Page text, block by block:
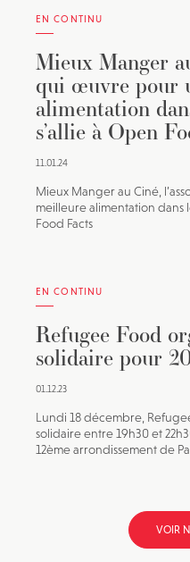
EN CONTINU
Mieux Manger
qui œuvre pour
alimentation
s’allie à Open
11.01.24
Mieux Manger au Ciné,
meilleure alimentation dans
Food Facts
EN CONTINU
Refugee Food
solidaire pour
01.12.23
Lundi 18 décembre,
solidaire entre 19h30 et
12ème arrondissement de
VOIR